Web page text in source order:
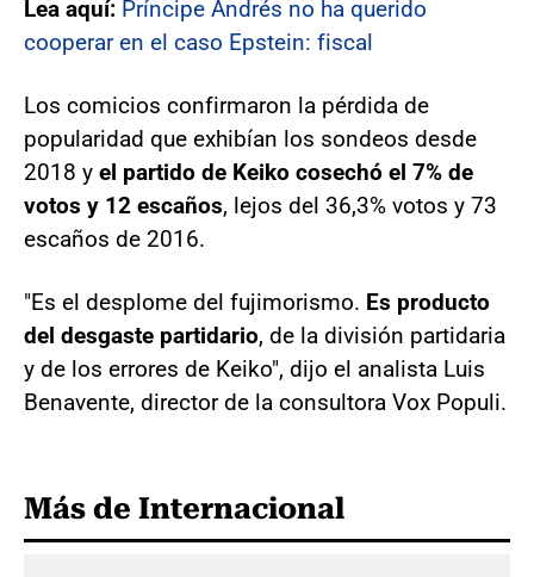
Lea aquí: Príncipe Andrés no ha querido
cooperar en el caso Epstein: fiscal
Los comicios confirmaron la pérdida de
popularidad que exhibían los sondeos desde
2018 y el partido de Keiko cosechó el 7% de
votos y 12 escaños, lejos del 36,3% votos y 73
escaños de 2016.
"Es el desplome del fujimorismo. Es producto
del desgaste partidario, de la división partidaria
y de los errores de Keiko", dijo el analista Luis
Benavente, director de la consultora Vox Populi.
Más de Internacional